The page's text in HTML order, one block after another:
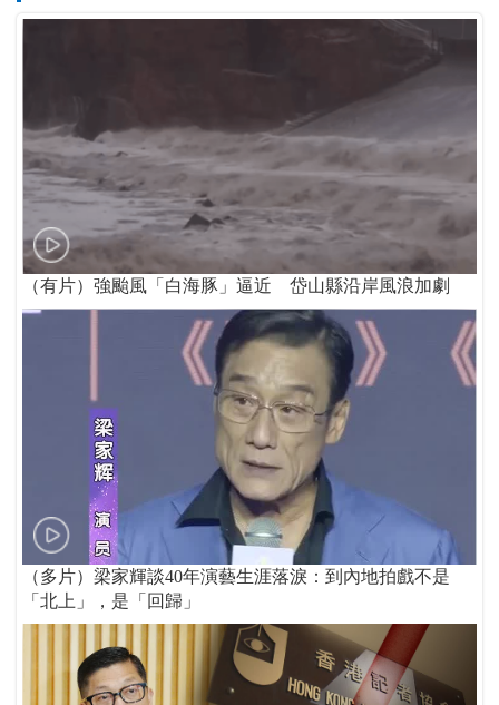
（有片）強颱風「白海豚」逼近 岱山縣沿岸風浪加劇
（多片）梁家輝談40年演藝生涯落淚：到內地拍戲不是
「北上」，是「回歸」